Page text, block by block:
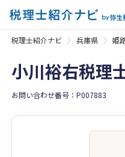
税理士紹介ナビ 兵庫県 姫
小川裕右税理
お問い合わせ番号：P007883